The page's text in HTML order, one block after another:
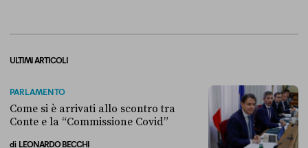
ULTIMI ARTICOLI
PARLAMENTO
Come si è arrivati allo scontro tra
Conte e la “Commissione Covid”
di LEONARDO BECCHI